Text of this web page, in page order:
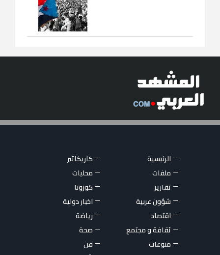
الرئيسية
كاريكاتير
ملفات
محليات
تقارير
كورونا
شؤون عربية
اخبار دولية
اقتصاد
رياضة
ثقافة و مجتمع
صحة
منوعات
فن